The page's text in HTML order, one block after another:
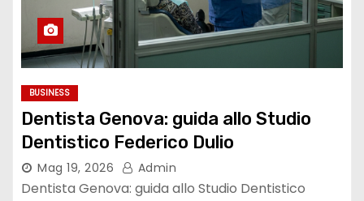
BUSINESS
Dentista Genova: guida allo Studio
Dentistico Federico Dulio
Mag 19, 2026 Admin
Dentista Genova: guida allo Studio Dentistico